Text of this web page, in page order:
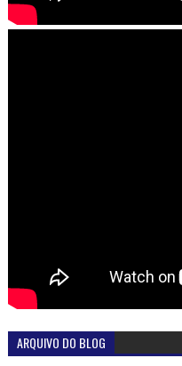
ARQUIVO DO BLOG